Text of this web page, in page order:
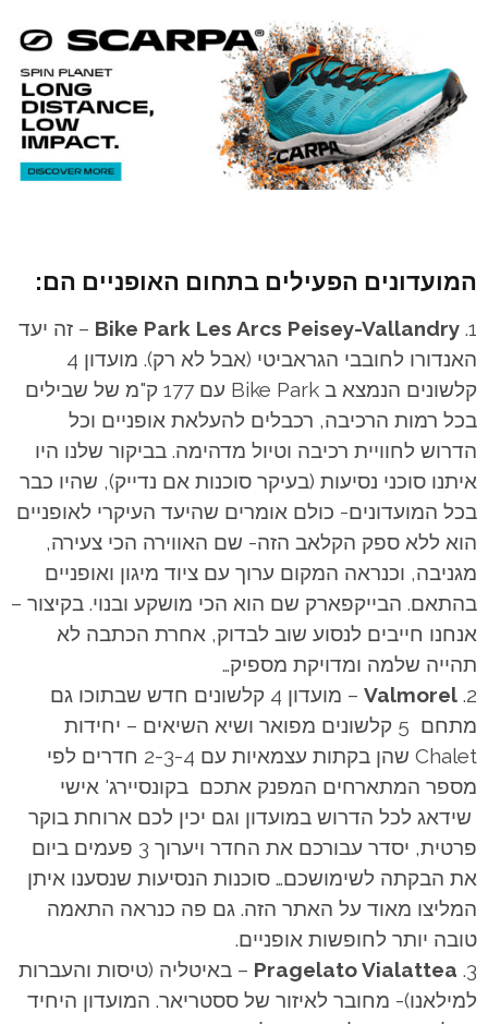
המועדונים הפעילים בתחום האופניים הם:
Bike Park Les Arcs Peisey-Vallandry – זה יעד
האנדורו לחובבי הגראביטי (אבל לא רק). מועדון 4
קלשונים הנמצא ב Bike Park עם 177 ק"מ של שבילים
בכל רמות הרכיבה, רכבלים להעלאת אופניים וכל
הדרוש לחוויית רכיבה וטיול מדהימה. בביקור שלנו היו
איתנו סוכני נסיעות (בעיקר סוכנות אם נדייק), שהיו כבר
בכל המועדונים- כולם אומרים שהיעד העיקרי לאופניים
הוא ללא ספק הקלאב הזה- שם האווירה הכי צעירה,
מגניבה, וכנראה המקום ערוך עם ציוד מיגון ואופניים
בהתאם. הבייקפארק שם הוא הכי מושקע ובנוי. בקיצור –
אנחנו חייבים לנסוע שוב לבדוק, אחרת הכתבה לא
תהייה שלמה ומדויקת מספיק…
Valmorel
– מועדון 4 קלשונים חדש שבתוכו גם
מתחם 5 קלשונים מפואר ושיא השיאים – יחידות
Chalet שהן בקתות עצמאיות עם 2-3-4 חדרים לפי
מספר המתארחים המפנק אתכם בקונסיירג' אישי
שידאג לכל הדרוש במועדון וגם יכין לכם ארוחת בוקר
פרטית, יסדר עבורכם את החדר ויערוך 3 פעמים ביום
את הבקתה לשימושכם… סוכנות הנסיעות שנסענו איתן
המליצו מאוד על האתר הזה. גם פה כנראה התאמה
טובה יותר לחופשות אופניים.
Pragelato Vialattea – באיטליה (טיסות והעברות
למילאנו)- מחובר לאיזור של ססטריאר. המועדון היחיד